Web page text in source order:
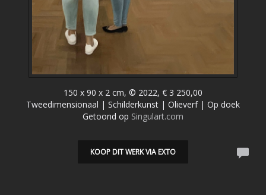
150 x 90 x 2 cm, © 2022, € 3 250,00
Tweedimensionaal | Schilderkunst | Olieverf | Op doek
Getoond op Singulart.com
KOOP DIT WERK VIA EXTO